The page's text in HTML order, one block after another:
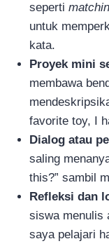
seperti
untuk
kata.
Proyek mini
membawa
favorite toy, I
Dialog atau
saling
this?” sambil
Refleksi dan
siswa menulis
saya pelajari